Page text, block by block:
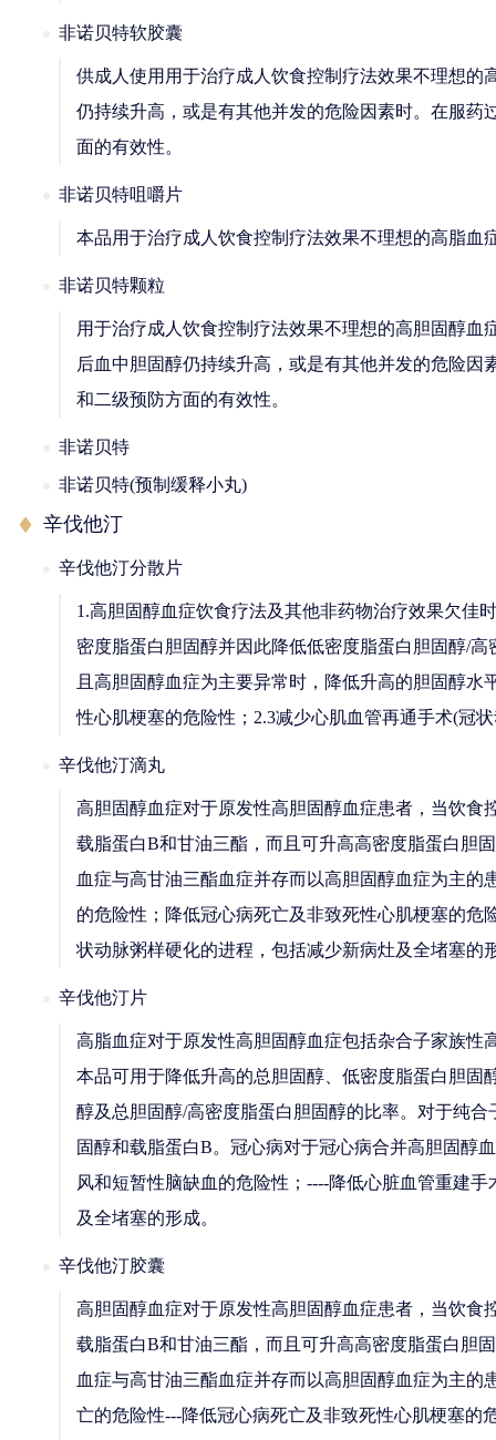
非诺贝特软胶囊
供成人使用用于治疗成人饮食控制疗法效果不理想
仍持续升高，或是有其他并发的危险因素时。在服
面的有效性。
非诺贝特咀嚼片
本品用于治疗成人饮食控制疗法效果不理想的高脂
非诺贝特颗粒
用于治疗成人饮食控制疗法效果不理想的高胆固醇
后血中胆固醇仍持续升高，或是有其他并发的危险
和二级预防方面的有效性。
非诺贝特
非诺贝特(预制缓释小丸)
辛伐他汀
辛伐他汀分散片
1.高胆固醇血症饮食疗法及其他非药物治疗效果欠佳
密度脂蛋白胆固醇并因此降低低密度脂蛋白胆固醇/
且高胆固醇血症为主要异常时，降低升高的胆固醇
性心肌梗塞的危险性；2.3减少心肌血管再通手术(冠
辛伐他汀滴丸
高胆固醇血症对于原发性高胆固醇血症患者，当饮
载脂蛋白B和甘油三酯，而且可升高高密度脂蛋白胆
血症与高甘油三酯血症并存而以高胆固醇血症为主
的危险性；降低冠心病死亡及非致死性心肌梗塞的
状动脉粥样硬化的进程，包括减少新病灶及全堵塞的
辛伐他汀片
高脂血症对于原发性高胆固醇血症包括杂合子家族
本品可用于降低升高的总胆固醇、低密度脂蛋白胆
醇及总胆固醇/高密度脂蛋白胆固醇的比率。对于纯
固醇和载脂蛋白B。冠心病对于冠心病合并高胆固醇
风和短暂性脑缺血的危险性；----降低心脏血管重建
及全堵塞的形成。
辛伐他汀胶囊
高胆固醇血症对于原发性高胆固醇血症患者，当饮
载脂蛋白B和甘油三酯，而且可升高高密度脂蛋白胆
血症与高甘油三酯血症并存而以高胆固醇血症为主
亡的危险性---降低冠心病死亡及非致死性心肌梗塞的